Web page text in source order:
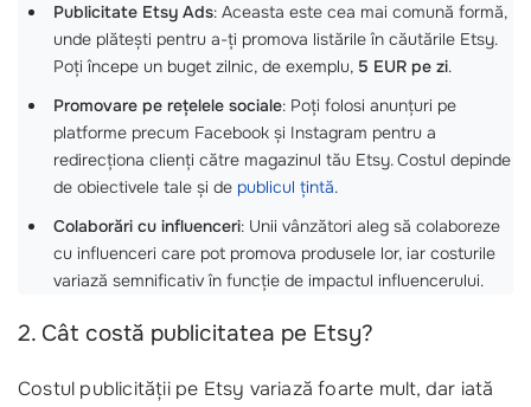
Publicitate Etsy Ads: Aceasta este cea mai comună formă,
unde plătești pentru a-ți promova listările în căutările Etsy.
Poți începe un buget zilnic, de exemplu, 5 EUR pe zi.
Promovare pe rețelele sociale: Poți folosi anunțuri pe
platforme precum Facebook și Instagram pentru a
redirecționa clienți către magazinul tău Etsy. Costul depinde
de obiectivele tale și de publicul țintă.
Colaborări cu influenceri: Unii vânzători aleg să colaboreze
cu influenceri care pot promova produsele lor, iar costurile
variază semnificativ în funcție de impactul influencerului.
2. Cât costă publicitatea pe Etsy?
Costul publicității pe Etsy variază foarte mult, dar iată